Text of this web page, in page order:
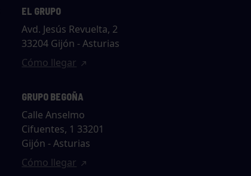
EL GRUPO
Avd. Jesús Revuelta, 2
33204 Gijón - Asturias
Cómo llegar
GRUPO BEGOÑA
Calle Anselmo
Cifuentes, 1 33201
Gijón - Asturias
Cómo llegar